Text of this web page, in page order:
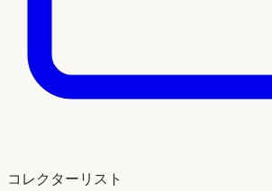
コレクターリスト